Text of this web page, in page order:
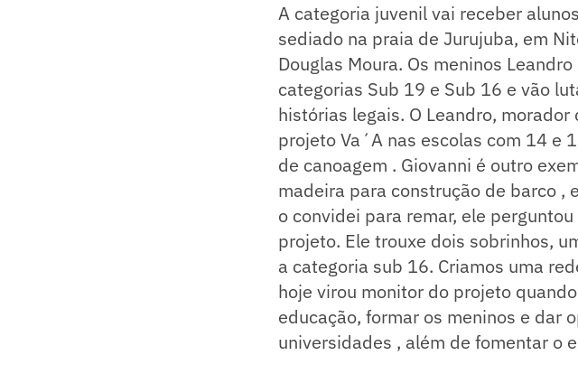
A categoria juvenil vai receber
sediado na praia de Jurujuba, em
Douglas Moura. Os meninos
categorias Sub 19 e Sub 16 e vão
histórias legais. O Leandro,
projeto Va´A nas escolas com 14 e
de canoagem . Giovanni é outro
madeira para construção de barco ,
o convidei para remar, ele
projeto. Ele trouxe dois sobrinhos,
a categoria sub 16. Criamos uma
hoje virou monitor do projeto
educação, formar os meninos e dar
universidades , além de fomentar o